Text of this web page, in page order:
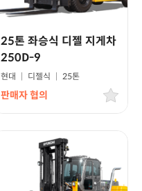
25톤 좌승식 디젤 지게차
250D-9
현대 | 디젤식 | 25톤
판매자 협의